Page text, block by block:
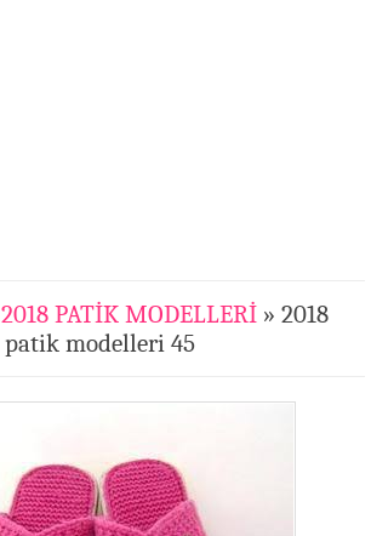
2018 PATİK MODELLERİ» 2018
patik modelleri 45